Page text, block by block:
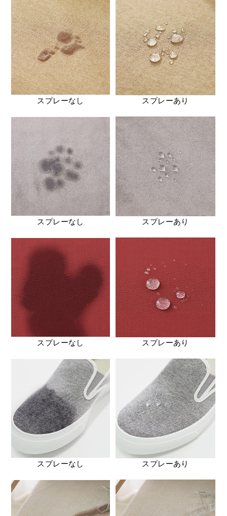
スプレーなし スプレーあり
スプレーなし スプレーあり
スプレーなし スプレーあり
スプレーなし スプレーあり